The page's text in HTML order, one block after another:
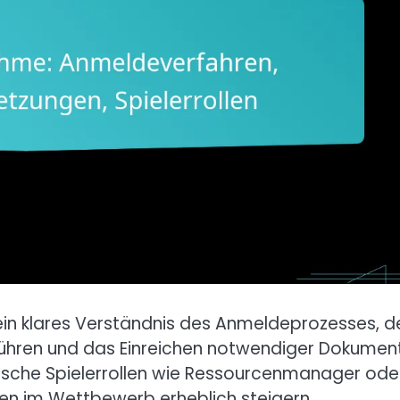
klares Verständnis des Anmeldeprozesses,
und das Einreichen notwendiger
Spielerrollen wie Ressourcenmanager